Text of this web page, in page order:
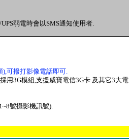
/UPS弱電時會以SMS通知使用者.
),可撥打影像電話即可.
用3G模組,支援威寶電信3G卡 及其它3大電
號攝影機訊號).